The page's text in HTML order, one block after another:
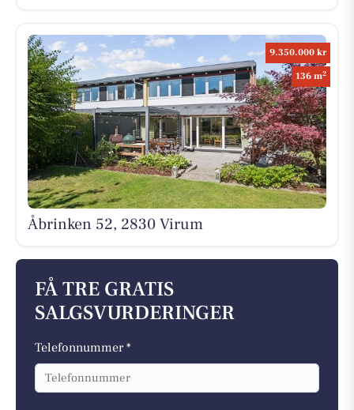
9.350.000 kr
136 m2
Åbrinken 52, 2830 Virum
FÅ TRE GRATIS
SALGSVURDERINGER
Telefonnummer *